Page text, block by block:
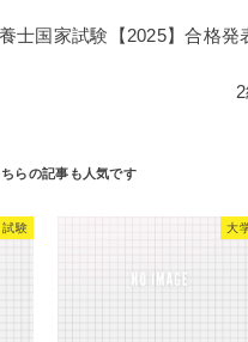
士国家試験【2025】合格発
試験 大